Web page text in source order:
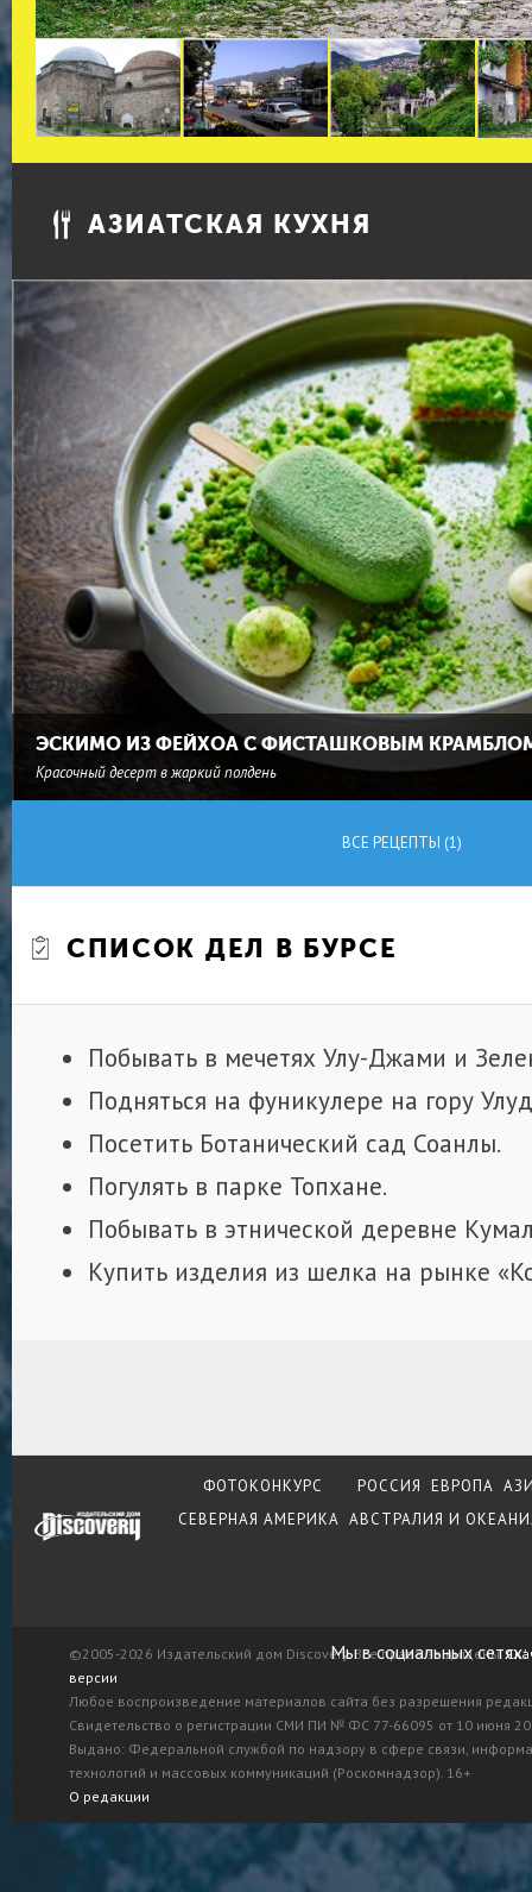
АЗИАТСКАЯ КУХНЯ
ЭСКИМО ИЗ ФЕЙХОА С ФИСТАШКОВЫМ
Красочный десерт в жаркий полдень
ВСЕ РЕЦЕПТЫ (1)
СПИСОК ДЕЛ В БУРСЕ
Побывать в мечетях Улу-Джами и
Подняться на фуникулере на гору
Посетить Ботанический сад Соанлы.
Погулять в парке Топхане.
Побывать в этнической деревне
Купить изделия из шелка на рынке
ФОТОКОНКУРС РОССИЯ ЕВРОПА
СЕВЕРНАЯ АМЕРИКА АВСТРАЛИЯ И
©2005-2026 Издательский дом Discovery. Все права защищены.
версии
Любое воспроизведение материалов сайта без разрешения
Свидетельство о регистрации СМИ ПИ № ФС 77-66095 от 10 июня
Выдано: Федеральной службой по надзору в сфере связи,
технологий и массовых коммуникаций (Роскомнадзор). 16+
О редакции
Мы в социальных сетях: